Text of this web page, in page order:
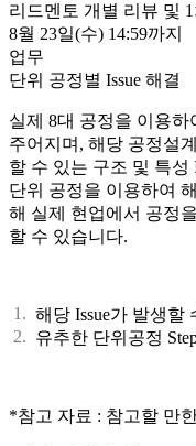
리드멘토 개별 리뷰 및
8월 23일(수) 14:59까지
업무
단위 공정별 Issue 해결
실제 8대 공정을 이용하
주어지며, 해당 공정설
할 수 있는 구조 및 특성
단위 공정을 이용하여
해 실제 현업에서 공정
할 수 있습니다.
해당 Issue가 발생할
유추한 단위공정
*참고 자료 : 참고할 만